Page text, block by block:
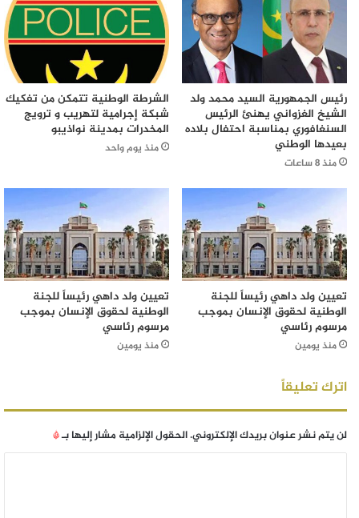
رئيس الجمهورية السيد محمد ولد
الشيخ الغزواني يهنئ الرئيس
السنغافوري بمناسبة احتفال بلاده
بعيدها الوطني
منذ 8 ساعات
الشرطة الوطنية تتمكن من تفكيك
شبكة إجرامية لتهريب و ترويج
المخدرات بمدينة نواذيبو
منذ يوم واحد
تعيين ولد داهي رئيساً للجنة
الوطنية لحقوق الإنسان بموجب
مرسوم رئاسي
منذ يومين
تعيين ولد داهي رئيساً للجنة
الوطنية لحقوق الإنسان بموجب
مرسوم رئاسي
منذ يومين
اترك تعليقاً
لن يتم نشر عنوان بريدك الإلكتروني.الحقول الإلزامية مشار إليها بـ*